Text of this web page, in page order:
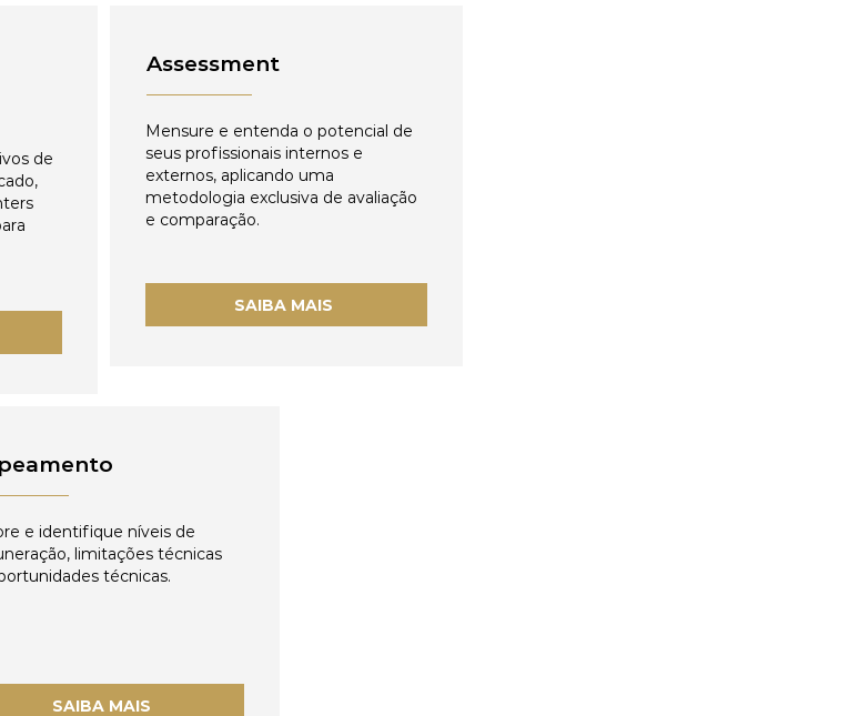
de
Assessment
Mensure e entenda o potencial de
seus profissionais internos e
externos, aplicando uma
metodologia exclusiva de avaliação
e comparação.
SAIBA MAIS
e identifique níveis de
limitações técnicas
técnicas.
SAIBA MAIS